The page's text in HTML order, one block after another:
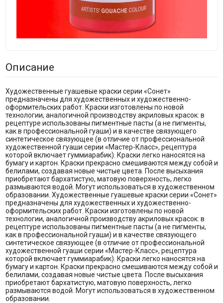
Описание
Художественные гуашевые краски серии «Сонет»
предназначены для художественных и художественно-
оформительских работ. Краски изготовлены по новой
технологии, аналогичной производству акриловых красок: в
рецептуре использованы пигментные пасты (а не пигменты,
как в профессиональной гуаши) и в качестве связующего
синтетическое связующее (в отличие от профессиональной
художественной гуаши серии «Мастер-Класс», рецептура
которой включает гуммиарабик). Краски легко наносятся на
бумагу и картон. Краски прекрасно смешиваются между собой и
белилами, создавая новые чистые цвета. После высыхания
приобретают бархатистую, матовую поверхность, легко
размываются водой. Могут использоваться в художественном
образовании. Художественные гуашевые краски серии «Сонет»
предназначены для художественных и художественно-
оформительских работ. Краски изготовлены по новой
технологии, аналогичной производству акриловых красок: в
рецептуре использованы пигментные пасты (а не пигменты,
как в профессиональной гуаши) и в качестве связующего
синтетическое связующее (в отличие от профессиональной
художественной гуаши серии «Мастер-Класс», рецептура
которой включает гуммиарабик). Краски легко наносятся на
бумагу и картон. Краски прекрасно смешиваются между собой и
белилами, создавая новые чистые цвета. После высыхания
приобретают бархатистую, матовую поверхность, легко
размываются водой. Могут использоваться в художественном
образовании.